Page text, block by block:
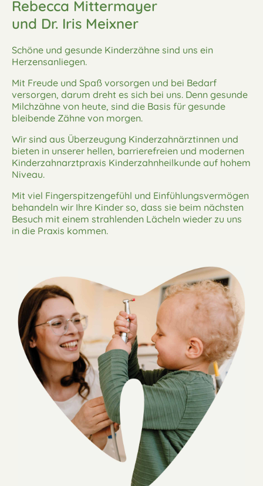
Rebecca Mittermayer
und Dr. Iris Meixner
Schöne und gesunde Kinderzähne sind uns ein
Herzensanliegen.
Mit Freude und Spaß vorsorgen und bei Bedarf
versorgen, darum dreht es sich bei uns. Denn gesunde
Milchzähne von heute, sind die Basis für gesunde
bleibende Zähne von morgen.
Wir sind aus Überzeugung Kinderzahnärztinnen und
bieten in unserer hellen, barrierefreien und modernen
Kinderzahnarztpraxis Kinderzahnheilkunde auf hohem
Niveau.
Mit viel Fingerspitzengefühl und Einfühlungsvermögen
behandeln wir Ihre Kinder so, dass sie beim nächsten
Besuch mit einem strahlenden Lächeln wieder zu uns
in die Praxis kommen.